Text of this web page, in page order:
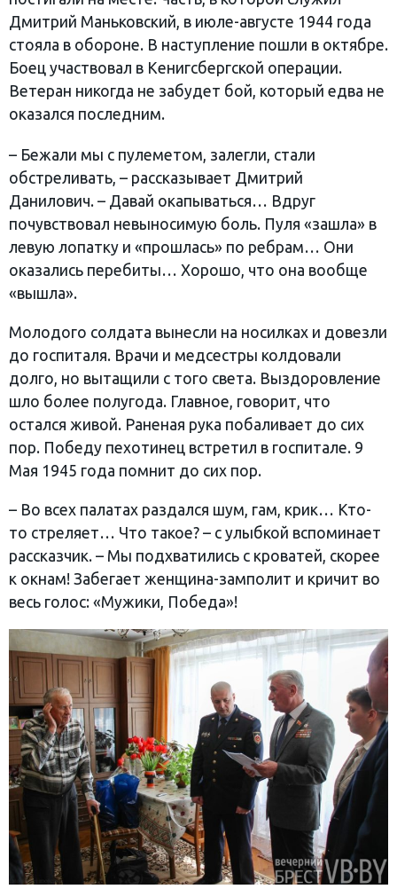
Дмитрий Маньковский, в июле-августе 1944 года
стояла в обороне. В наступление пошли в октябре.
Боец участвовал в Кенигсбергской операции.
Ветеран никогда не забудет бой, который едва не
оказался последним.
– Бежали мы с пулеметом, залегли, стали
обстреливать, – рассказывает Дмитрий
Данилович. – Давай окапываться… Вдруг
почувствовал невыносимую боль. Пуля «зашла» в
левую лопатку и «прошлась» по ребрам… Они
оказались перебиты… Хорошо, что она вообще
«вышла».
Молодого солдата вынесли на носилках и довезли
до госпиталя. Врачи и медсестры колдовали
долго, но вытащили с того света. Выздоровление
шло более полугода. Главное, говорит, что
остался живой. Раненая рука побаливает до сих
пор. Победу пехотинец встретил в госпитале. 9
Мая 1945 года помнит до сих пор.
– Во всех палатах раздался шум, гам, крик… Кто-
то стреляет… Что такое? – с улыбкой вспоминает
рассказчик. – Мы подхватились с кроватей, скорее
к окнам! Забегает женщина-замполит и кричит во
весь голос: «Мужики, Победа»!